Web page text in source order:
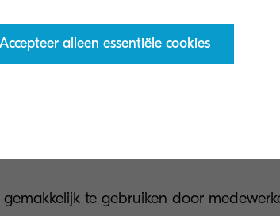
van virtuele informatie binnen een
formaat (digitaal in plaats van
geïndexeerd en voorzien van de juiste
te gebruiken door
Accepteer alleen essentiële cookies